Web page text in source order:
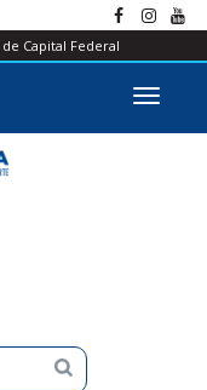
de Capital Federal